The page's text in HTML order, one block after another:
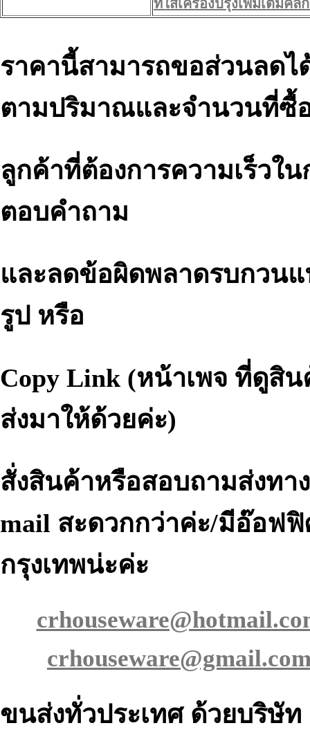
ที่ใส่เครื่องปรุงเพิ่มเต็มคลิ๊
ราคานี้สามารถขอส่วนลดไ
ตามปริมาณและจำนวนที่ซื้
ลูกค้าที่ต้องการความเร็วใน
ตอบคำถาม
และลดข้อผิดพลาดรบกวน
รูป หรือ
Copy Link (หน้าเพจ ที่ดูสิน
ส่งมาให้ด้วยค่ะ)
สั่งสินค้าหรือสอบถามส่งทา
mail สะดวกกว่าค่ะ/มีอ๊อฟ
กรุงเทพน่ะค่ะ
ขนส่งทั่วประเทศ ด้วยบริษัท